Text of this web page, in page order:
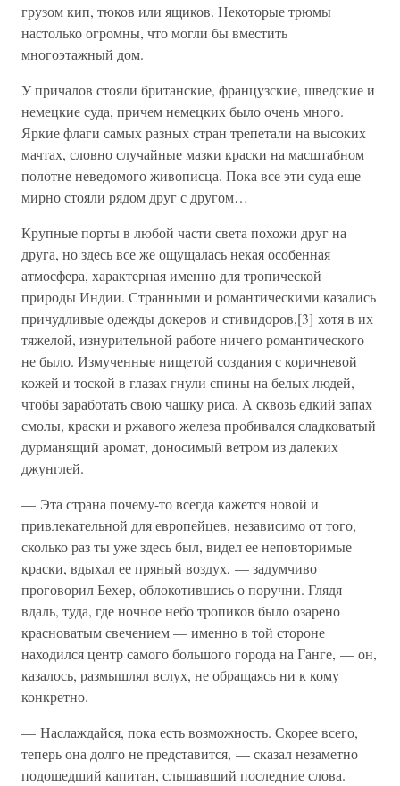
грузом кип, тюков или ящиков. Некоторые трюмы
настолько огромны, что могли бы вместить
многоэтажный дом.
У причалов стояли британские, французские, шведские и
немецкие суда, причем немецких было очень много.
Яркие флаги самых разных стран трепетали на высоких
мачтах, словно случайные мазки краски на масштабном
полотне неведомого живописца. Пока все эти суда еще
мирно стояли рядом друг с другом…
Крупные порты в любой части света похожи друг на
друга, но здесь все же ощущалась некая особенная
атмосфера, характерная именно для тропической
природы Индии. Странными и романтическими казались
причудливые одежды докеров и стивидоров,[3] хотя в их
тяжелой, изнурительной работе ничего романтического
не было. Измученные нищетой создания с коричневой
кожей и тоской в глазах гнули спины на белых людей,
чтобы заработать свою чашку риса. А сквозь едкий запах
смолы, краски и ржавого железа пробивался сладковатый
дурманящий аромат, доносимый ветром из далеких
джунглей.
— Эта страна почему-то всегда кажется новой и
привлекательной для европейцев, независимо от того,
сколько раз ты уже здесь был, видел ее неповторимые
краски, вдыхал ее пряный воздух, — задумчиво
проговорил Бехер, облокотившись о поручни. Глядя
вдаль, туда, где ночное небо тропиков было озарено
красноватым свечением — именно в той стороне
находился центр самого большого города на Ганге, — он,
казалось, размышлял вслух, не обращаясь ни к кому
конкретно.
— Наслаждайся, пока есть возможность. Скорее всего,
теперь она долго не представится, — сказал незаметно
подошедший капитан, слышавший последние слова.